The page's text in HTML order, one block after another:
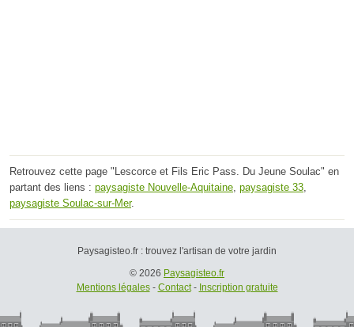
Retrouvez cette page "Lescorce et Fils Eric Pass. Du Jeune Soulac" en
partant des liens : paysagiste Nouvelle-Aquitaine, paysagiste 33,
paysagiste Soulac-sur-Mer.
Paysagisteo.fr : trouvez l'artisan de votre jardin
© 2026 Paysagisteo.fr
Mentions légales- Contact- Inscription gratuite